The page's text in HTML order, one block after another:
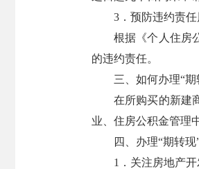
3．预防违约责任
根据《个人住房
的违约责任。
三、如何办理“期
在所购买的新建
业、住房公积金管理
四、办理“期转
1．关注房地产